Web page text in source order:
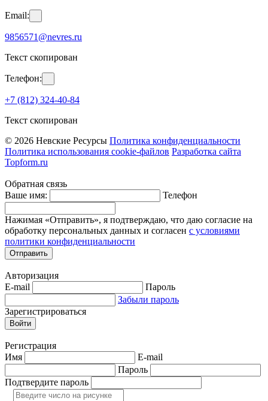
Email:
9856571@nevres.ru
Текст скопирован
Телефон:
+7 (812) 324-40-84
Текст скопирован
© 2026 Невские Ресурсы Политика конфиденциальности
Политика использования cookie-файлов Разработка сайта
Topform.ru
Обратная связь
Ваше имя:
Телефон
Нажимая «Отправить», я подтверждаю, что даю согласие на
обработку персональных данных и согласен с условиями
политики конфиденциальности
Отправить
Авторизация
E-mail
Пароль
Забыли пароль
Зарегистрироваться
Войти
Регистрация
Имя
E-mail
Пароль
Подтвердите пароль